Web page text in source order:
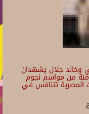
وخالد جلال يشهدان
من مواسم نجوم
الجامعات المصرية تتنافس في